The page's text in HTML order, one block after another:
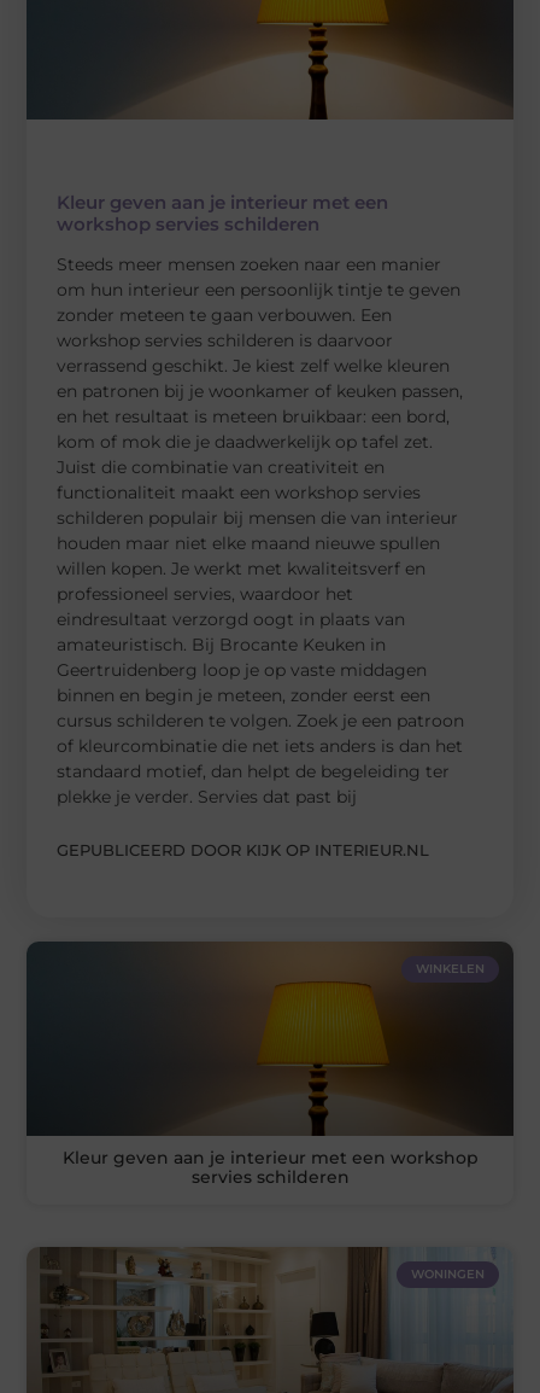
Kleur geven aan je interieur met een
workshop servies schilderen
Steeds meer mensen zoeken naar een manier
om hun interieur een persoonlijk tintje te geven
zonder meteen te gaan verbouwen. Een
workshop servies schilderen is daarvoor
verrassend geschikt. Je kiest zelf welke kleuren
en patronen bij je woonkamer of keuken passen,
en het resultaat is meteen bruikbaar: een bord,
kom of mok die je daadwerkelijk op tafel zet.
Juist die combinatie van creativiteit en
functionaliteit maakt een workshop servies
schilderen populair bij mensen die van interieur
houden maar niet elke maand nieuwe spullen
willen kopen. Je werkt met kwaliteitsverf en
professioneel servies, waardoor het
eindresultaat verzorgd oogt in plaats van
amateuristisch. Bij Brocante Keuken in
Geertruidenberg loop je op vaste middagen
binnen en begin je meteen, zonder eerst een
cursus schilderen te volgen. Zoek je een patroon
of kleurcombinatie die net iets anders is dan het
standaard motief, dan helpt de begeleiding ter
plekke je verder. Servies dat past bij
GEPUBLICEERD DOOR KIJK OP INTERIEUR.NL
WINKELEN
Kleur geven aan je interieur met een workshop
servies schilderen
WONINGEN